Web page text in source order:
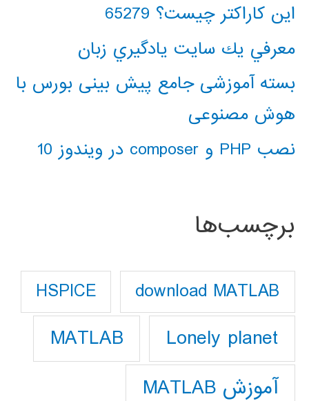
این کاراکتر چیست؟ 65279
معرفي يك سايت يادگيري زبان
بسته آموزشی جامع پیش بینی بورس با
هوش مصنوعی
نصب PHP و composer در ویندوز 10
برچسب‌ها
download MATLAB
HSPICE
Lonely planet
MATLAB
آموزش MATLAB